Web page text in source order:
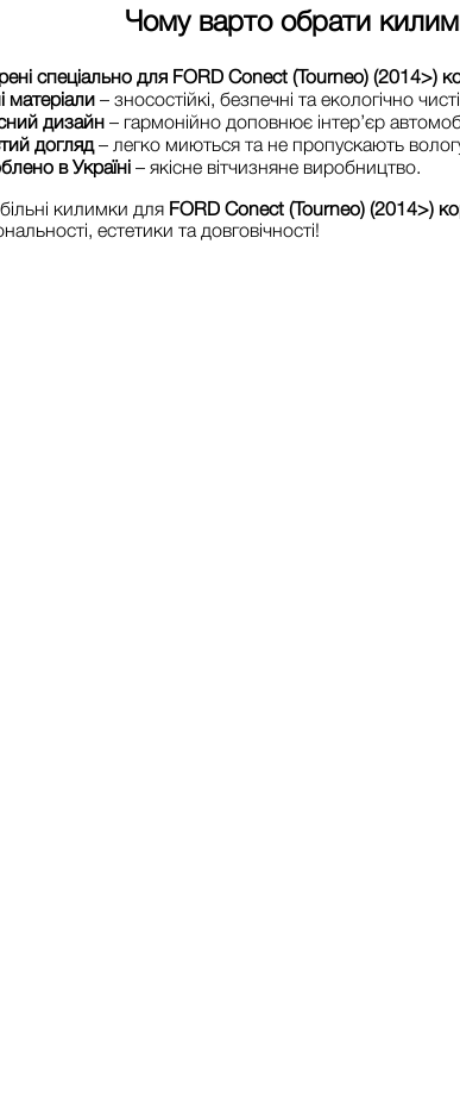
Чому варто обрати
спеціально для FORD Conect (Tourneo) (2014>)
матеріали – зносостійкі, безпечні та екологічно
дизайн – гармонійно доповнює інтер’єр
догляд– легко миються та не пропускають
в Україні – якісне вітчизняне виробництво.
килимки для FORD Conect (Tourneo) (2014>)
естетики та довговічності!